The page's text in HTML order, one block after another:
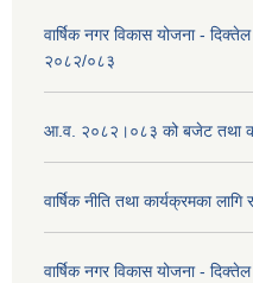
वार्षिक नगर विकास योजना -
२०८२/०८३
आ.व. २०८२।०८३ को बजेट तथा
वार्षिक नीति तथा कार्यक्रमका
वार्षिक नगर विकास योजना -